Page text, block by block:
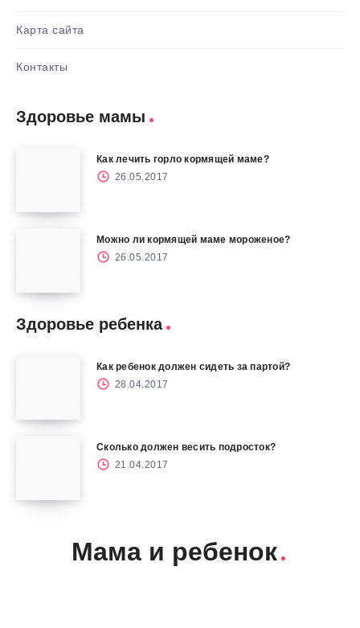
Карта сайта
Контакты
Здоровье мамы
Как лечить горло кормящей маме?
26.05.2017
Можно ли кормящей маме мороженое?
26.05.2017
Здоровье ребенка
Как ребенок должен сидеть за партой?
28.04.2017
Сколько должен весить подросток?
21.04.2017
Мама и ребенок